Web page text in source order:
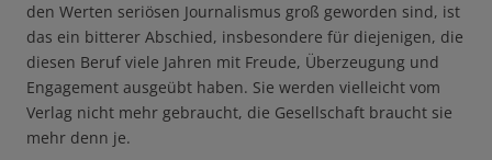
den Werten seriösen Journalismus groß geworden sind, ist
das ein bitterer Abschied, insbesondere für diejenigen, die
diesen Beruf viele Jahren mit Freude, Überzeugung und
Engagement ausgeübt haben. Sie werden vielleicht vom
Verlag nicht mehr gebraucht, die Gesellschaft braucht sie
mehr denn je.